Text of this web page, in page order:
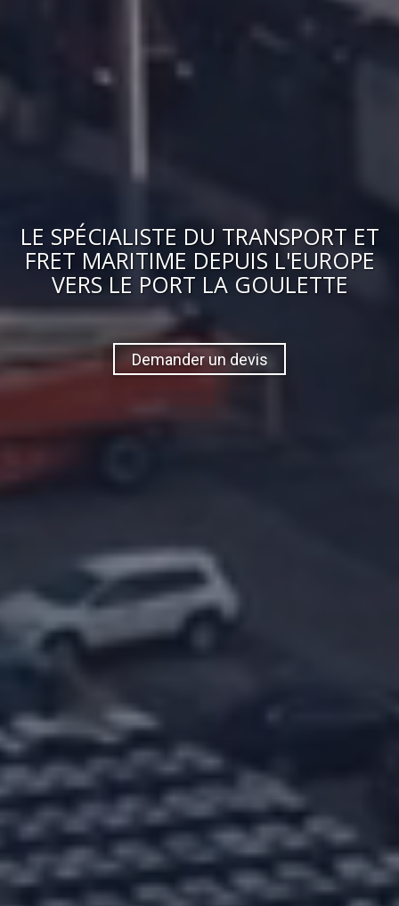
LE SPÉCIALISTE DU TRANSPORT ET
FRET MARITIME DEPUIS L'EUROPE
VERS LE PORT LA GOULETTE
Demander un devis